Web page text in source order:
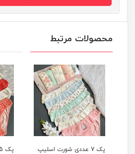
محصولات مرتبط
پک 7 عددی شورت اسلیپ